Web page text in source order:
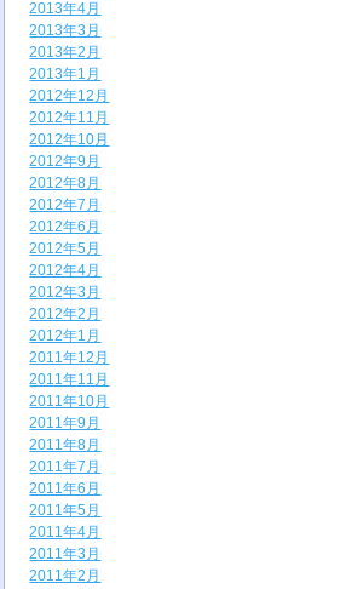
2013年4月
2013年3月
2013年2月
2013年1月
2012年12月
2012年11月
2012年10月
2012年9月
2012年8月
2012年7月
2012年6月
2012年5月
2012年4月
2012年3月
2012年2月
2012年1月
2011年12月
2011年11月
2011年10月
2011年9月
2011年8月
2011年7月
2011年6月
2011年5月
2011年4月
2011年3月
2011年2月